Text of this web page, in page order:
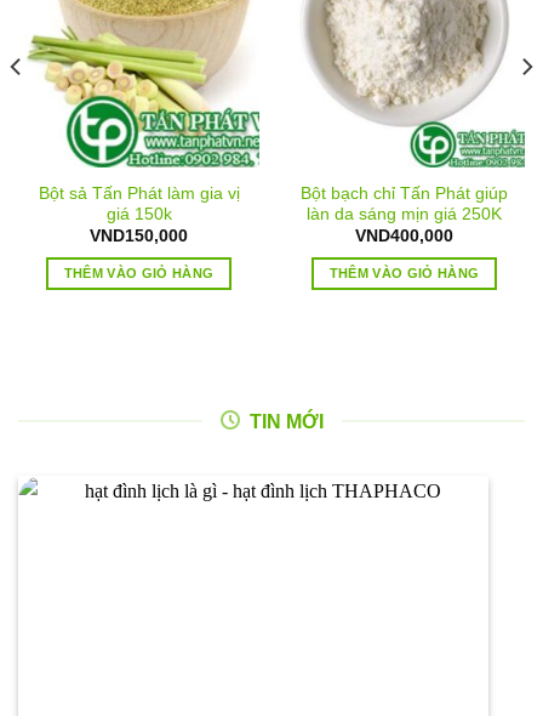
Bột sả Tấn Phát làm gia vị
giá 150k
VND150,000
THÊM VÀO GIỎ HÀNG
Bột bạch chỉ Tấn Phát giúp
làn da sáng mịn giá 250K
VND400,000
THÊM VÀO GIỎ HÀNG
TIN MỚI